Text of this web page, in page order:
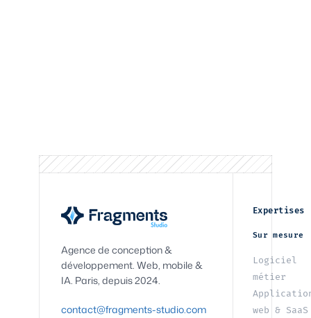
Agence de conception &
développement. Web, mobile &
IA. Paris, depuis 2024.
contact@fragments-studio.com
Expertises
Sur mesure
Logiciel
métier
web & SaaS